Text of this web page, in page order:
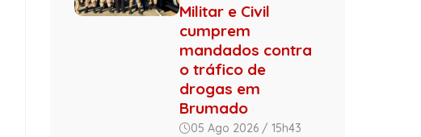
Militar e Civil
cumprem
mandados contra
o tráfico de
drogas em
Brumado
05 Ago 2026 / 15h43